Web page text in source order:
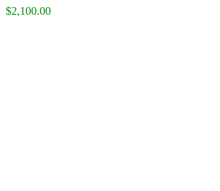
$2,100.00